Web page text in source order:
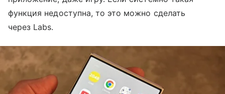
функция недоступна, то это можно сделать
через Labs.